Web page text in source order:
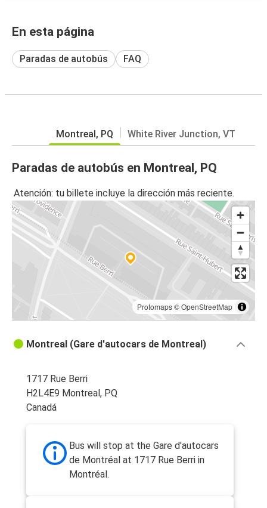
En esta página
Paradas de autobús FAQ
Montreal, PQ White River Junction, VT
Paradas de autobús en Montreal, PQ
Atención: tu billete incluye la dirección más reciente.
Protomaps©OpenStreetMap
Montreal (Gare d'autocars de Montreal)
1717 Rue Berri
H2L4E9 Montreal, PQ
Canadá
Bus will stop at the Gare d'autocars
de Montréal at 1717 Rue Berri in
Montréal.